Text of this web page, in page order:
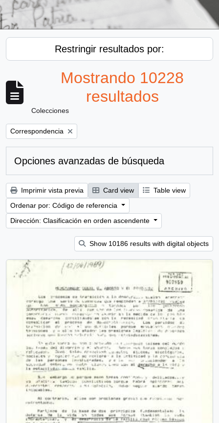
Restringir resultados por:
Mostrando 10228
resultados
Colecciones
Remove filter:
Correspondencia
Opciones avanzadas de búsqueda
Imprimir vista previa Card view
Table view
Ordenar por: Código de referencia
Dirección: Clasificación en orden ascendente
Show 10186 results with digital objects